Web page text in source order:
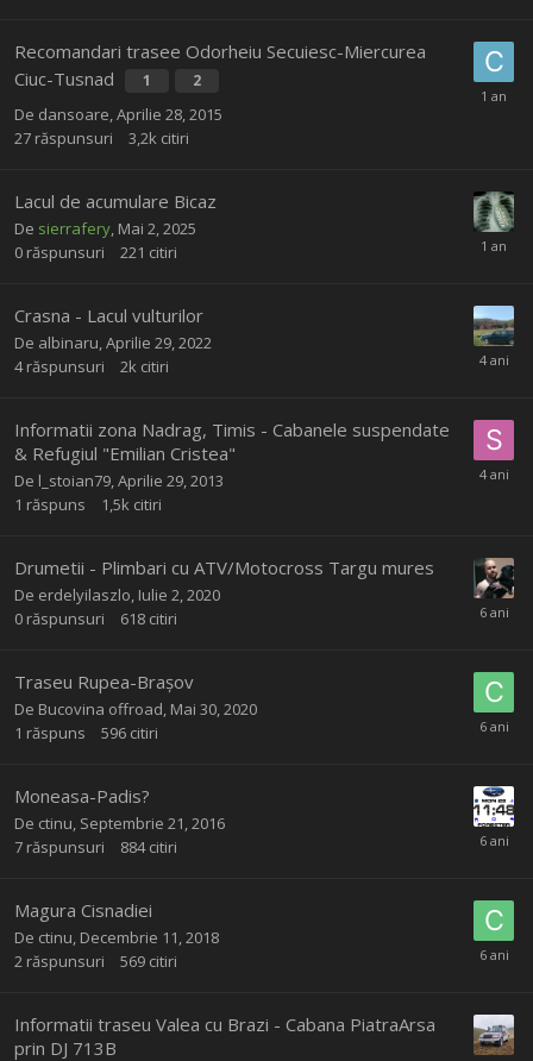
Recomandari trasee Odorheiu Secuiesc-Miercurea
Ciuc-Tusnad
1 2
De dansoare Aprilie 28, 2015
27 răspunsuri 3,2k citiri
Lacul de acumulare Bicaz
De sierrafery Mai 2, 2025
0 răspunsuri 221 citiri
Crasna - Lacul vulturilor
De albinaru Aprilie 29, 2022
4 răspunsuri 2k citiri
Informatii zona Nadrag, Timis - Cabanele suspendate
& Refugiul "Emilian Cristea"
De l_stoian79 Aprilie 29, 2013
1 răspuns 1,5k citiri
Drumetii - Plimbari cu ATV/Motocross Targu mures
De erdelyilaszlo Iulie 2, 2020
0 răspunsuri 618 citiri
Traseu Rupea-Brașov
De Bucovina offroad Mai 30, 2020
1 răspuns 596 citiri
Moneasa-Padis?
De ctinu Septembrie 21, 2016
7 răspunsuri 884 citiri
Magura Cisnadiei
De ctinu Decembrie 11, 2018
2 răspunsuri 569 citiri
Informatii traseu Valea cu Brazi - Cabana PiatraArsa
prin DJ 713B